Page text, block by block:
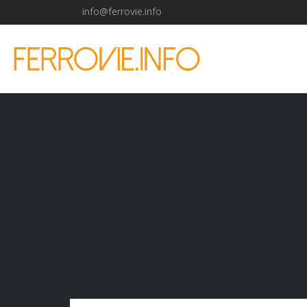
info@ferrovie.info